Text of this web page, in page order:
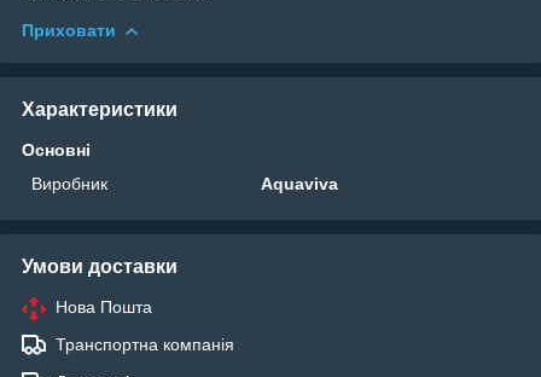
Приховати
Характеристики
Основні
Виробник
Aquaviva
Умови доставки
Нова Пошта
Транспортна компанія